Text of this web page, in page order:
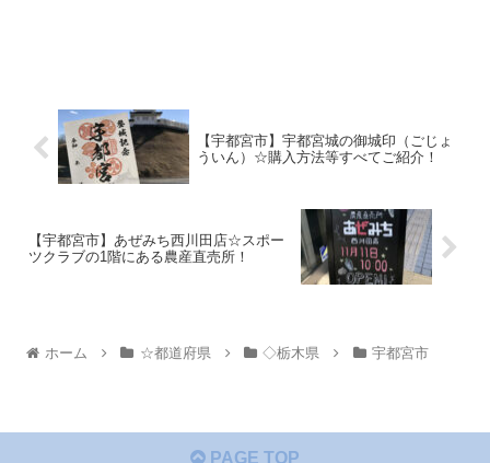
【宇都宮市】宇都宮城の御城印（ごじょ
ういん）☆購入方法等すべてご紹介！
【宇都宮市】あぜみち西川田店☆スポー
ツクラブの1階にある農産直売所！
ホーム ☆都道府県 ◇栃木県 宇都宮市
PAGE TOP